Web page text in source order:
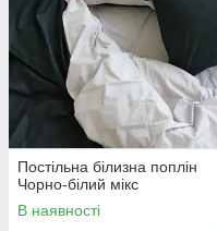
Постільна білизна поплін
Чорно-білий мікс
В наявності